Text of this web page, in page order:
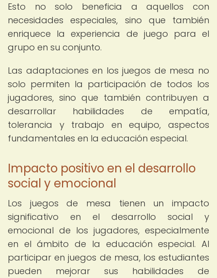
Esto no solo beneficia a aquellos con
necesidades especiales, sino que también
enriquece la experiencia de juego para el
grupo en su conjunto.
Las adaptaciones en los juegos de mesa no
solo permiten la participación de todos los
jugadores, sino que también contribuyen a
desarrollar habilidades de empatía,
tolerancia y trabajo en equipo, aspectos
fundamentales en la educación especial.
Impacto positivo en el desarrollo
social y emocional
Los juegos de mesa tienen un impacto
significativo en el desarrollo social y
emocional de los jugadores, especialmente
en el ámbito de la educación especial. Al
participar en juegos de mesa, los estudiantes
pueden mejorar sus habilidades de